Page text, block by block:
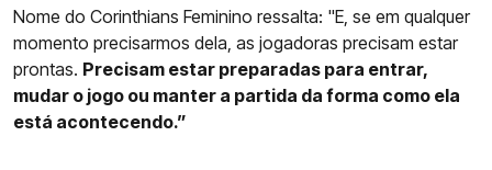
Nome do Corinthians Feminino ressalta: "E, se em qualquer
momento precisarmos dela, as jogadoras precisam estar
prontas. Precisam estar preparadas para entrar,
mudar o jogo ou manter a partida da forma como ela
está acontecendo.”